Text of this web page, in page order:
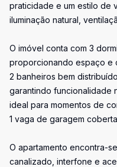
praticidade e um estilo de
iluminação natural,
O imóvel conta com 3
proporcionando espaço e
2 banheiros bem
garantindo funcionalidade
ideal para momentos de
1 vaga de garagem
O apartamento encontra-
canalizado, interfone e